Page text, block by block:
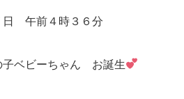
日 午前４時３６分
ベビーちゃん お誕生